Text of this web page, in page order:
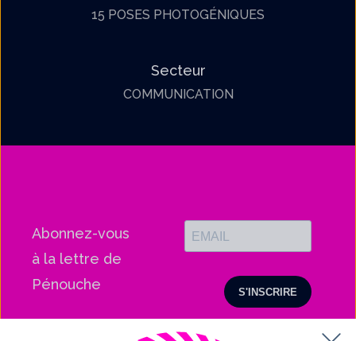
15 POSES PHOTOGÉNIQUES
Secteur
COMMUNICATION
Abonnez-vous
à la lettre de
Pénouche